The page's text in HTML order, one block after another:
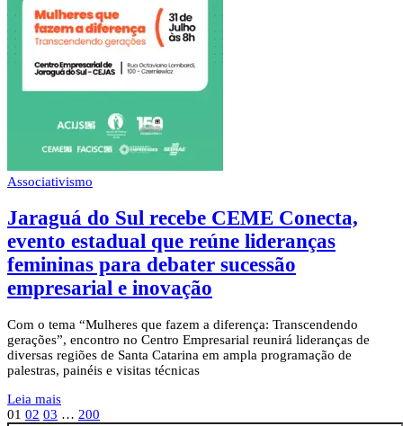
Associativismo
Jaraguá do Sul recebe CEME Conecta,
evento estadual que reúne lideranças
femininas para debater sucessão
empresarial e inovação
Com o tema “Mulheres que fazem a diferença: Transcendendo
gerações”, encontro no Centro Empresarial reunirá lideranças de
diversas regiões de Santa Catarina em ampla programação de
palestras, painéis e visitas técnicas
Leia mais
01 02 03 … 200